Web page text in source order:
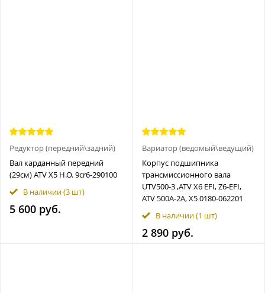
Редуктор (передний\задний)
Вал карданный передний
(29см) ATV Х5 H.O. 9cr6-290100
В наличии(3 шт)
5 600 руб.
Вариатор (ведомый\ведущий)
Корпус подшипника
трансмиссионного вала
UTV500-3 ,ATV X6 EFI, Z6-EFI,
ATV 500A-2A, X5 0180-062201
В наличии(1 шт)
2 890 руб.